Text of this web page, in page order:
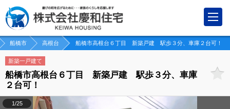
船橋市 高根台 船橋市高根台６丁目 新築戸建 駅歩３分、車庫２台可！
新築一戸建て
船橋市高根台６丁目 新築戸建 駅歩３分、車庫
２台可！
1/25